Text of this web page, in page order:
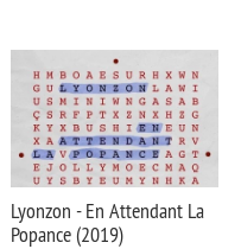
Lyonzon - En Attendant La
Popance (2019)